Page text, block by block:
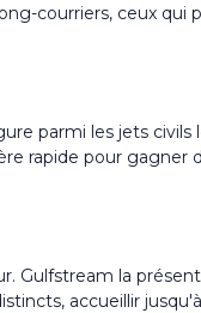
courriers, ceux qui
parmi les jets civils
rapide pour gagner
Gulfstream la
accueillir